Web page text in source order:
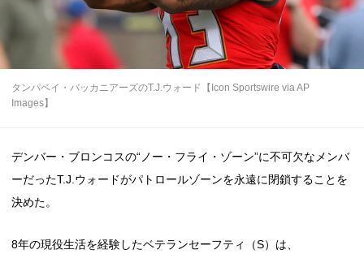
タンパベイ・バッカニアーズのT.J.ウォード【Icon Sportswire via AP
Images】
デンバー・ブロンコスの“ノー・フライ・ゾーン”に不可欠なメンバ
ーだったT.J.ウォードがパトロールゾーンを永遠に閉鎖することを
決めた。
8年の現役生活を経験したベテランセーフティ（S）は、